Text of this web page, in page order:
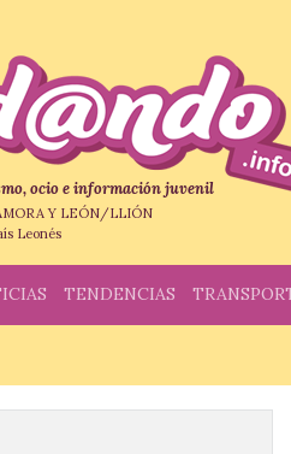
ocio e información juvenil
Y LEÓN/LLIÓN
Leonés
TENDENCIAS